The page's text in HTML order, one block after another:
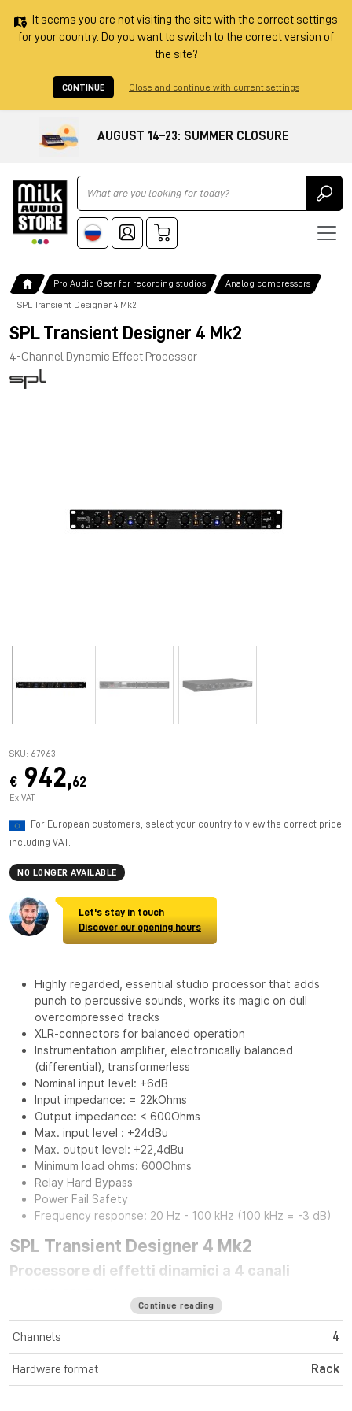
It seems you are not visiting the site with the correct settings
for your country. Do you want to switch to the correct version of
the site?
CONTINUE Close and continue with current settings
AUGUST 14–23: SUMMER CLOSURE
Ricerca
Pro Audio Gear for recording studios Analog compressors
SPL Transient Designer 4 Mk2
SPL Transient Designer 4 Mk2
4-Channel Dynamic Effect Processor
SKU: 67963
€ 942,62
Ex VAT
For European customers, select your country to view the correct price
including VAT.
NO LONGER AVAILABLE
Let's stay in touch
Discover our opening hours
Highly regarded, essential studio processor that adds
punch to percussive sounds, works its magic on dull
overcompressed tracks
XLR-connectors for balanced operation
Instrumentation amplifier, electronically balanced
(differential), transformerless
Nominal input level: +6dB
Input impedance: = 22kOhms
Output impedance: < 600Ohms
Max. input level : +24dBu
Max. output level: +22,4dBu
Minimum load ohms: 600Ohms
Relay Hard Bypass
Power Fail Safety
Frequency response: 20 Hz - 100 kHz (100 kHz = -3 dB)
SPL Transient Designer 4 Mk2
Processore di effetti dinamici a 4 canali
generazione di processori dinamici. L'elaborazione
audio ha rivoluzionato la produzione musicale in modo
presenta le stesse qualità di lavorazione del suo
Continue reading
Channels 4
Hardware format Rack